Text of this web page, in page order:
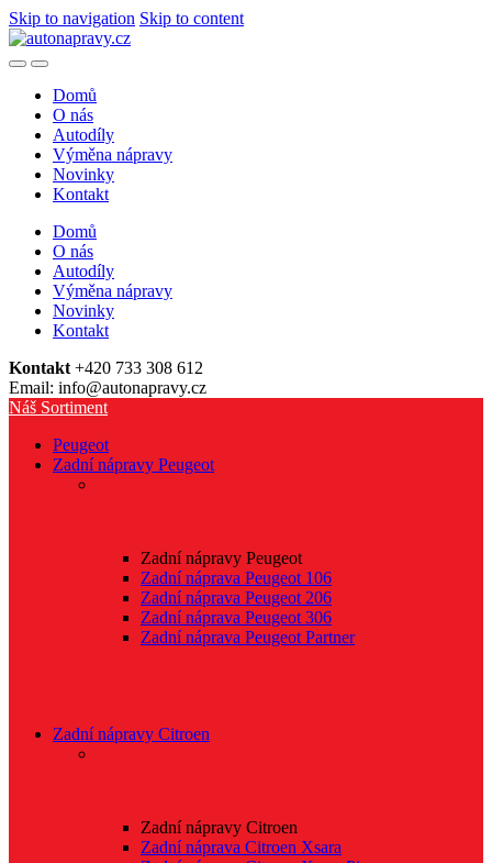
Skip to navigation Skip to content
Domů
O nás
Autodíly
Výměna nápravy
Novinky
Kontakt
Domů
O nás
Autodíly
Výměna nápravy
Novinky
Kontakt
Kontakt +420 733 308 612
Email: info@autonapravy.cz
Náš Sortiment
Peugeot
Zadní nápravy Peugeot
Zadní nápravy Peugeot
Zadní náprava Peugeot 106
Zadní náprava Peugeot 206
Zadní náprava Peugeot 306
Zadní náprava Peugeot Partner
Zadní nápravy Citroen
Zadní nápravy Citroen
Zadní náprava Citroen Xsara